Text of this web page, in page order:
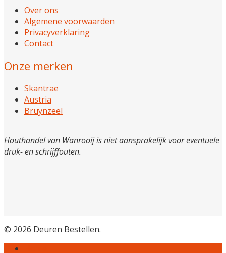
Over ons
Algemene voorwaarden
Privacyverklaring
Contact
Onze merken
Skantrae
Austria
Bruynzeel
Houthandel van Wanrooij is niet aansprakelijk voor eventuele
druk- en schrijffouten.
© 2026 Deuren Bestellen.